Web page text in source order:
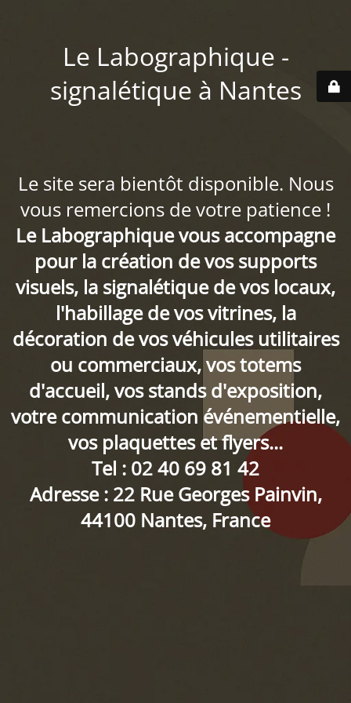
Le Labographique -
signalétique à Nantes
Le site sera bientôt disponible. Nous
vous remercions de votre patience !
Le Labographique vous accompagne
pour la création de vos supports
visuels, la signalétique de vos locaux,
l'habillage de vos vitrines, la
décoration de vos véhicules utilitaires
ou commerciaux, vos totems
d'accueil, vos stands d'exposition,
votre communication événementielle,
vos plaquettes et flyers...
Tel : 02 40 69 81 42
Adresse : 22 Rue Georges Painvin,
44100 Nantes, France